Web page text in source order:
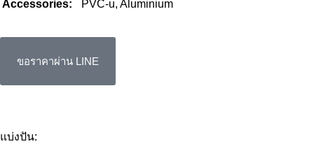
Accessories: PVC-u, Aluminium
ขอราคาผ่าน LINE
แบ่งปัน: